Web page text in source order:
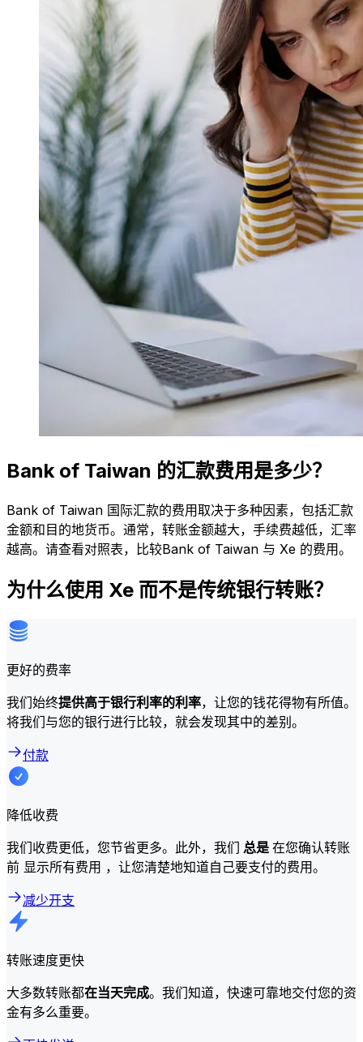
Bank of Taiwan 的汇款费用是多少？
Bank of Taiwan 国际汇款的费用取决于多种因素，包括汇款
金额和目的地货币。通常，转账金额越大，手续费越低，汇率
越高。请查看对照表，比较Bank of Taiwan 与 Xe 的费用。
为什么使用 Xe 而不是传统银行转账？
更好的费率
我们始终提供高于银行利率的利率，让您的钱花得物有所值。
将我们与您的银行进行比较，就会发现其中的差别。
付款
降低收费
我们收费更低，您节省更多。此外，我们 总是在您确认转账
前 显示所有费用 ，让您清楚地知道自己要支付的费用。
减少开支
转账速度更快
大多数转账都在当天完成。我们知道，快速可靠地交付您的资
金有多么重要。